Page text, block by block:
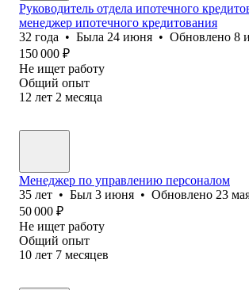
Руководитель отдела ипотечного
менеджер ипотечного кредитования
32 года • Была 24 июня • Обновлено 8
150 000 ₽
Не ищет работу
Общий опыт
12 лет 2 месяца
Менеджер по управлению персоналом
35 лет • Был 3 июня • Обновлено 23
50 000 ₽
Не ищет работу
Общий опыт
10 лет 7 месяцев